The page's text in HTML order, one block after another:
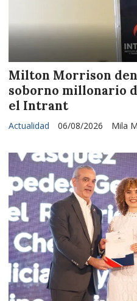
Milton Morrison
soborno millonario
el Intrant
Mila
Actualidad 06/08/2026